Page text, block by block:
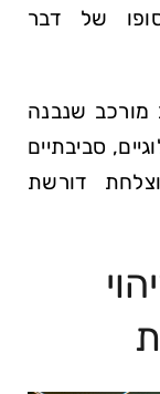
של דבר
שנבנה
סביבתיים
דורשת